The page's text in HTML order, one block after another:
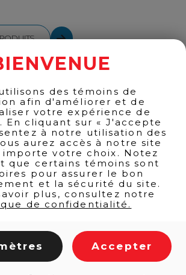
des témoins de
afin d'améliorer et de
votre expérience de
En cliquant sur « J'accepte
à notre utilisation des
aurez accès à notre site
importe votre choix. Notez
que certains témoins sont
pour assurer le bon
et la sécurité du site.
plus, consultez notre
de confidentialité.
Accepter